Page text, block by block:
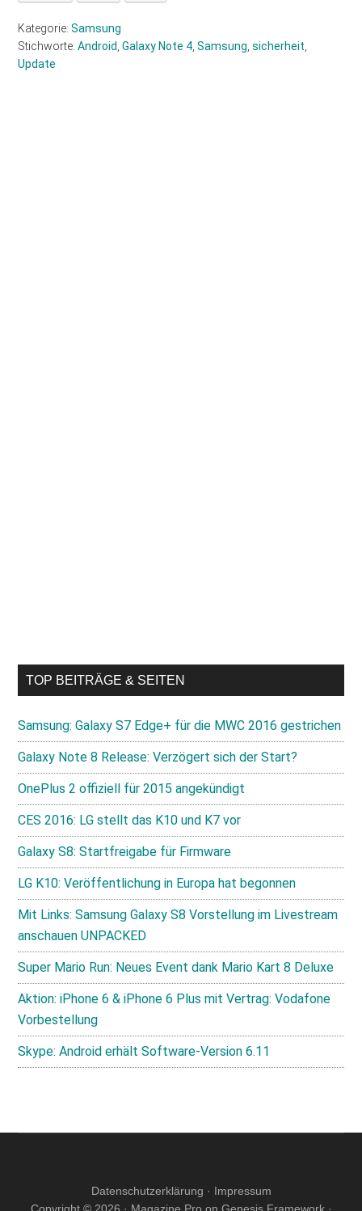
Kategorie:Samsung
Stichworte:Android ,Galaxy Note 4 ,Samsung ,sicherheit
Update
TOP BEITRÄGE & SEITEN
Samsung: Galaxy S7 Edge+ für die MWC 2016 gestrichen
Galaxy Note 8 Release: Verzögert sich der Start?
OnePlus 2 offiziell für 2015 angekündigt
CES 2016: LG stellt das K10 und K7 vor
Galaxy S8: Startfreigabe für Firmware
LG K10: Veröffentlichung in Europa hat begonnen
Mit Links: Samsung Galaxy S8 Vorstellung im Livestream
anschauen UNPACKED
Super Mario Run: Neues Event dank Mario Kart 8 Deluxe
Aktion: iPhone 6 & iPhone 6 Plus mit Vertrag: Vodafone
Vorbestellung
Skype: Android erhält Software-Version 6.11
Datenschutzerklärung · Impressum